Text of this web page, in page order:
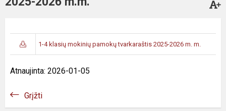
1-4 klasių mokinių pamokų tvarkaraštis 2025-2026 m. m.
Atnaujinta: 2026-01-05
Grįžti